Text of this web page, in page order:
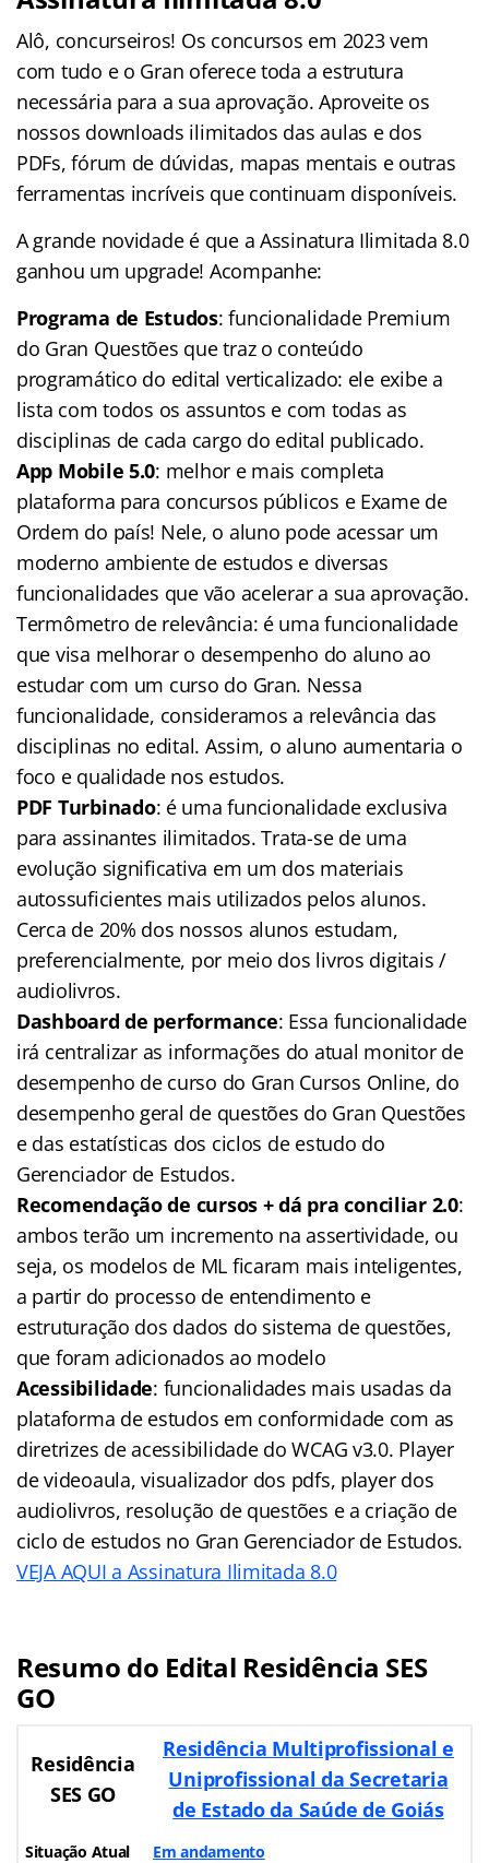
Alô, concurseiros! Os concursos em 2023 vem
com tudo e o Gran oferece toda a estrutura
necessária para a sua aprovação. Aproveite os
nossos downloads ilimitados das aulas e dos
PDFs, fórum de dúvidas, mapas mentais e outras
ferramentas incríveis que continuam disponíveis.
A grande novidade é que a Assinatura Ilimitada 8.0
ganhou um upgrade! Acompanhe:
Programa de Estudos: funcionalidade Premium
do Gran Questões que traz o conteúdo
programático do edital verticalizado: ele exibe a
lista com todos os assuntos e com todas as
disciplinas de cada cargo do edital publicado.
App Mobile 5.0: melhor e mais completa
plataforma para concursos públicos e Exame de
Ordem do país! Nele, o aluno pode acessar um
moderno ambiente de estudos e diversas
funcionalidades que vão acelerar a sua aprovação.
Termômetro de relevância: é uma funcionalidade
que visa melhorar o desempenho do aluno ao
estudar com um curso do Gran. Nessa
funcionalidade, consideramos a relevância das
disciplinas no edital. Assim, o aluno aumentaria o
foco e qualidade nos estudos.
PDF Turbinado: é uma funcionalidade exclusiva
para assinantes ilimitados. Trata-se de uma
evolução significativa em um dos materiais
autossuficientes mais utilizados pelos alunos.
Cerca de 20% dos nossos alunos estudam,
preferencialmente, por meio dos livros digitais /
audiolivros.
Dashboard de performance: Essa funcionalidade
irá centralizar as informações do atual monitor de
desempenho de curso do Gran Cursos Online, do
desempenho geral de questões do Gran Questões
e das estatísticas dos ciclos de estudo do
Gerenciador de Estudos.
Recomendação de cursos + dá pra conciliar 2.0:
ambos terão um incremento na assertividade, ou
seja, os modelos de ML ficaram mais inteligentes,
a partir do processo de entendimento e
estruturação dos dados do sistema de questões,
que foram adicionados ao modelo
Acessibilidade: funcionalidades mais usadas da
plataforma de estudos em conformidade com as
diretrizes de acessibilidade do WCAG v3.0. Player
de videoaula, visualizador dos pdfs, player dos
audiolivros, resolução de questões e a criação de
ciclo de estudos no Gran Gerenciador de Estudos.
VEJA AQUI a Assinatura Ilimitada 8.0
Resumo do Edital Residência SES
GO
Residência
SES GO
Residência Multiprofissional e
Uniprofissional da Secretaria
de Estado da Saúde de Goiás
Situação Atual Em andamento